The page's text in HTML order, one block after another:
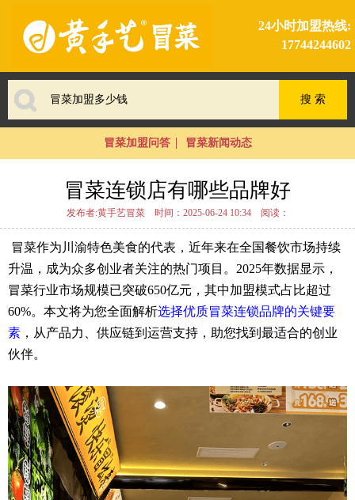
24小时加盟热线:
17744244602
冒菜加盟问答 冒菜新闻动态
冒菜连锁店有哪些品牌好
发布者:黄手艺冒菜 时间：2025-06-24 10:34 阅读：
冒菜作为川渝特色美食的代表，近年来在全国餐饮市场持续
升温，成为众多创业者关注的热门项目。2025年数据显示，
冒菜行业市场规模已突破650亿元，其中加盟模式占比超过
60%。本文将为您全面解析选择优质冒菜连锁品牌的关键要
素 ，从产品力、供应链到运营支持，助您找到最适合的创业
伙伴。